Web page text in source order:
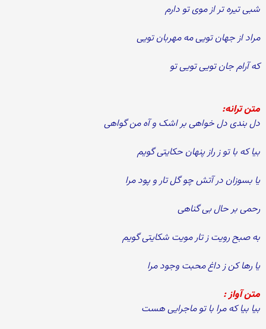
شبی تیره تر از موی تو دارم
مراد از جهان تویی مه مهربان تویی
كه آرام جان تویی تویی تو
متن ترانه:
دل بندی دل خواهی بر اشک و آه من گواھی
بیا كه با تو ز راز پنهان حكایتی گویم
یا بسوزان در آتش چو گل تار و پود مرا
رحمی بر حال بی گناهی
به صبح رویت ز تار مویت شكایتی گویم
یا رها كن ز داغ محبت وجود مرا
متن آواز :
بیا بیا كه مرا با تو ماجرایی هست